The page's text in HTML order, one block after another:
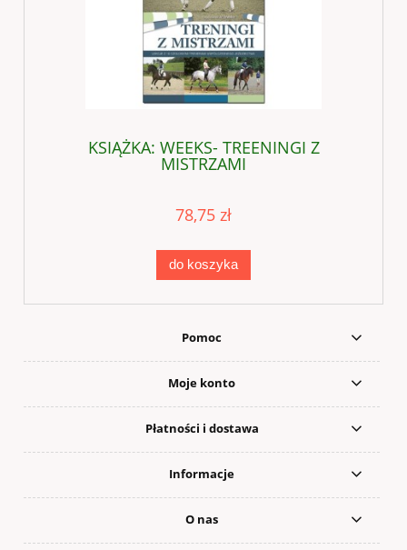
KSIĄŻKA: WEEKS- TREENINGI Z
MISTRZAMI
78,75 zł
do koszyka
Pomoc
Moje konto
Płatności i dostawa
Informacje
O nas